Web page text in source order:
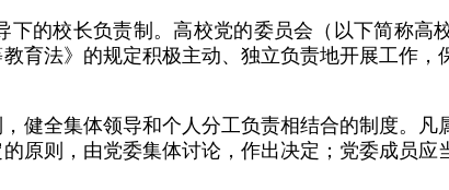
下的校长负责制。高校党的委员会（以下简称高
育法》的规定积极主动、独立负责地开展工作
健全集体领导和个人分工负责相结合的制度。
原则，由党委集体讨论，作出决定；党委成员